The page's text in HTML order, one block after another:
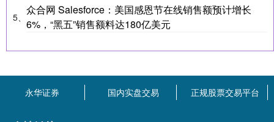
5、
众合网 Salesforce：美国感恩节在线销售额预计增长
6%，“黑五”销售额料达180亿美元
永华证券 国内实盘交易 正规股票交易平台